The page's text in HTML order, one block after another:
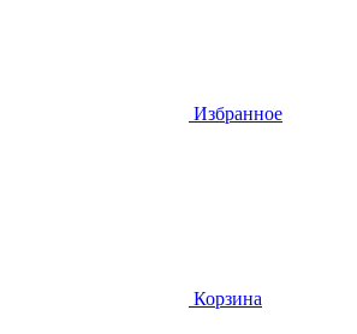
Избранное
Корзина